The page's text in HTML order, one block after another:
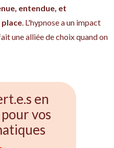
entendue, et
place. L'hypnose a un impact
une alliée de choix quand on
en
vos